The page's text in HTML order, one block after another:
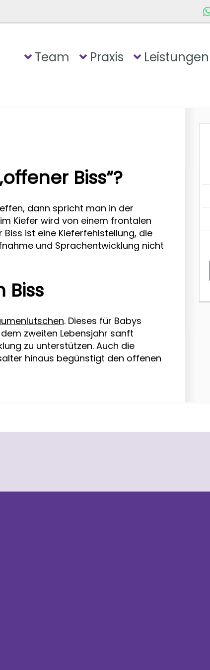
Team Praxis Leistungen
Biss“?
dann spricht man in der
Kiefer wird von einem frontalen
ist eine Kieferfehlstellung, die
und Sprachentwicklung nicht
Biss
. Dieses für Babys
zweiten Lebensjahr sanft
zu unterstützen. Auch die
hinaus begünstigt den offenen